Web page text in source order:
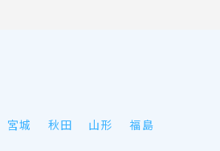
宮城 秋田 山形 福島